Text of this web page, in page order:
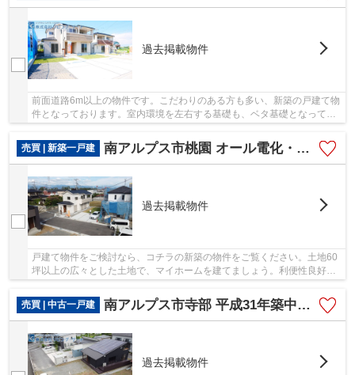
過去掲載物件
前面道路6m以上の物件です。こだわりのある方も多い、新築の戸建て物
件となっております。室内環境を左右する基礎も、ベタ基礎となってい
売買 | 新築一戸建
南アルプス市桃園 オール電化・長期優良新築 角地 車並列3台
過去掲載物件
戸建て物件をご検討なら、コチラの新築の物件をご覧ください。土地60
坪以上の広々とした土地で、マイホームを建てましょう。利便性良好な
前面道路6m以上の物件をご検討くださいませ。...
売買 | 中古一戸建
南アルプス市寺部 平成31年築中古戸建 敷地96坪・3ＬＤＫ
過去掲載物件